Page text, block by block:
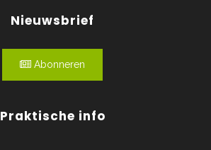
Nieuwsbrief
Abonneren
Praktische info